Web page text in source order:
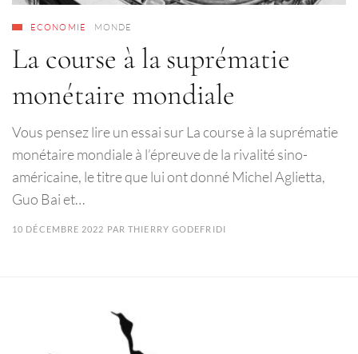
ECONOMIE MONDE
La course à la suprématie
monétaire mondiale
Vous pensez lire un essai sur La course à la suprématie
monétaire mondiale à l’épreuve de la rivalité sino-
américaine, le titre que lui ont donné Michel Aglietta,
Guo Bai et…
10 DÉCEMBRE 2022 PARTHIERRY GODEFRIDI